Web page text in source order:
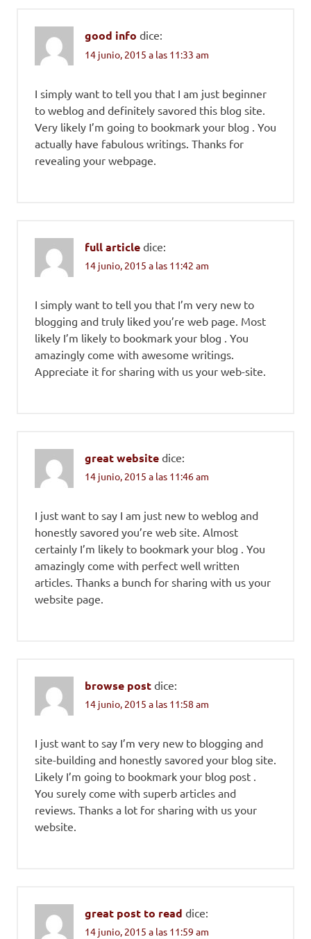
good info dice:
14 junio, 2015 a las 11:33 am
I simply want to tell you that I am just beginner
to weblog and definitely savored this blog site.
Very likely I’m going to bookmark your blog . You
actually have fabulous writings. Thanks for
revealing your webpage.
full article dice:
14 junio, 2015 a las 11:42 am
I simply want to tell you that I’m very new to
blogging and truly liked you’re web page. Most
likely I’m likely to bookmark your blog . You
amazingly come with awesome writings.
Appreciate it for sharing with us your web-site.
great website dice:
14 junio, 2015 a las 11:46 am
I just want to say I am just new to weblog and
honestly savored you’re web site. Almost
certainly I’m likely to bookmark your blog . You
amazingly come with perfect well written
articles. Thanks a bunch for sharing with us your
website page.
browse post dice:
14 junio, 2015 a las 11:58 am
I just want to say I’m very new to blogging and
site-building and honestly savored your blog site.
Likely I’m going to bookmark your blog post .
You surely come with superb articles and
reviews. Thanks a lot for sharing with us your
website.
great post to read dice:
14 junio, 2015 a las 11:59 am